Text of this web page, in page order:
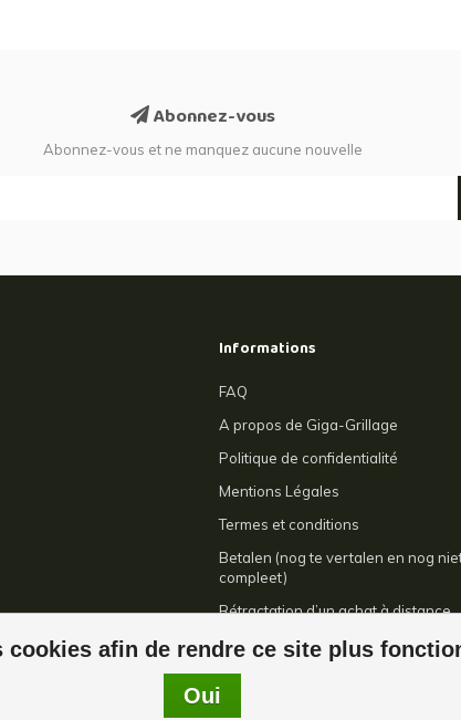
cookies afin de rendre ce site plus
Oui
Abonnez-vous
Abonnez-vous et ne manquez aucune nouvelle
Informations
FAQ
A propos de Giga-Grillage
Politique de confidentialité
Mentions Légales
Termes et conditions
Betalen (nog te vertalen en nog
compleet)
Rétractation d’un achat à distance
Contact